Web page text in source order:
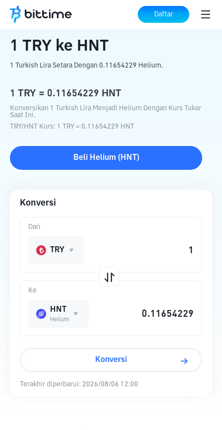
Daftar
Beranda Konverter Kripto ke HNT
1 TRY ke HNT
1 Turkish Lira Setara Dengan 0.11654229 Helium.
1 TRY = 0.11654229 HNT
Konversikan 1 Turkish Lira Menjadi Helium Dengan Kurs Tukar
Saat Ini.
TRY/HNT Kurs: 1 TRY = 0.11654229 HNT
Beli Helium( HNT )
Konversi
Ke
HNT
Helium
Dari
TRY
Konversi
Terakhir diperbarui: 2026/08/06 12:00